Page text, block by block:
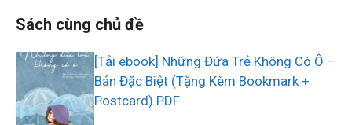
Sách cùng chủ đề
[Tải ebook] Những Đứa Trẻ Không Có Ô –
Bản Đặc Biệt (Tặng Kèm Bookmark +
Postcard) PDF